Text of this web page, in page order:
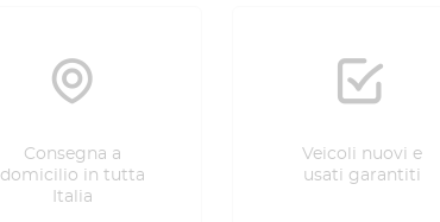
Consegna a
domicilio in tutta
Italia
Veicoli nuovi e
usati garantiti